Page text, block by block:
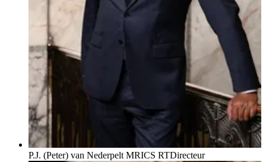
P.J. (Peter) van Nederpelt MRICS RTDirecteur